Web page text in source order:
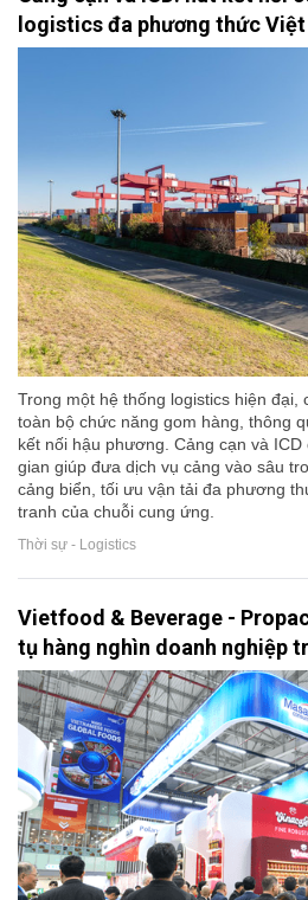
logistics đa phương thức Việt
Trong một hệ thống logistics hiện đại,
toàn bộ chức năng gom hàng, thông
kết nối hậu phương. Cảng cạn và
gian giúp đưa dịch vụ cảng vào sâu
cảng biển, tối ưu vận tải đa phương
tranh của chuỗi cung ứng.
Thời sự - Logistics
Vietfood & Beverage -
tụ hàng nghìn doanh nghiệp